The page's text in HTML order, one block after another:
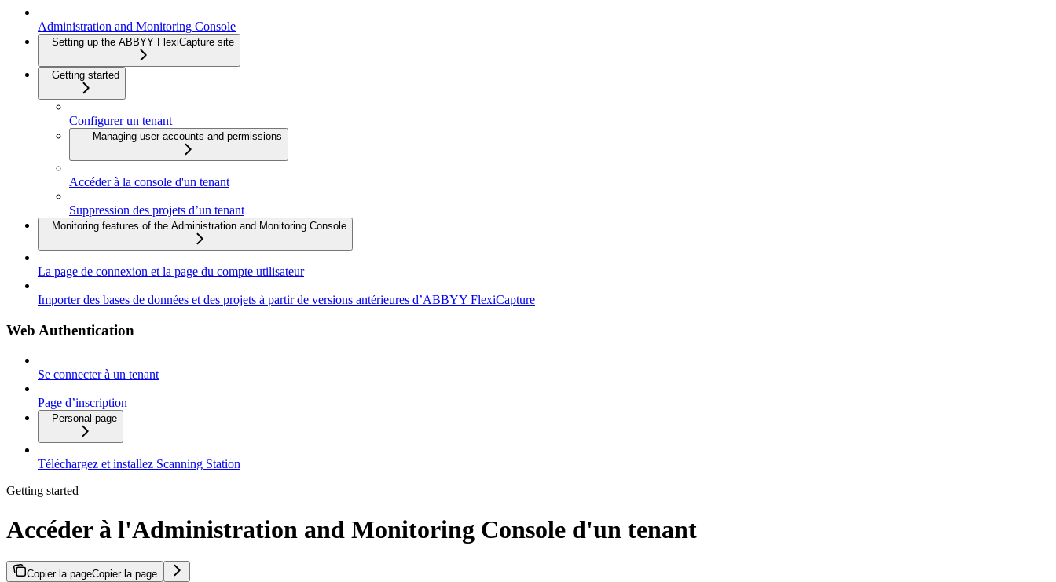
Administration and Monitoring Console
Setting up the ABBYY FlexiCapture site
Getting started
Configurer un tenant
Managing user accounts and permissions
Accéder à la console d'un tenant
Suppression des projets d’un tenant
Monitoring features of the Administration and Monitoring Console
La page de connexion et la page du compte utilisateur
Importer des bases de données et des projets à partir de versions antérieures d’ABBYY FlexiCapture
Web Authentication
Se connecter à un tenant
Page d’inscription
Personal page
Téléchargez et installez Scanning Station
Getting started
Accéder à l'Administration and Monitoring Console d'un tenant
Copier la pageCopier la page